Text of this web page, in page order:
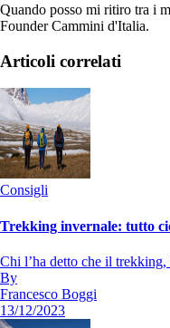
Quando posso mi ritiro tra i
Founder Cammini d'Italia.
Articoli correlati
Consigli
Trekking invernale: tutto
Chi l’ha detto che il
By
Francesco Boggi
13/12/2023